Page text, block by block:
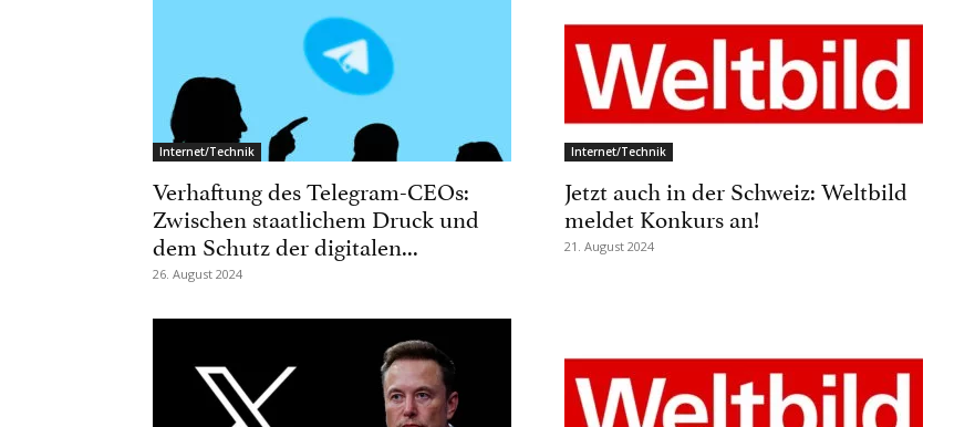
Internet/Technik
Verhaftung des Telegram-CEOs:
Zwischen staatlichem Druck und
dem Schutz der digitalen...
26. August 2024
Internet/Technik
Jetzt auch in der Schweiz: Weltbild
meldet Konkurs an!
21. August 2024